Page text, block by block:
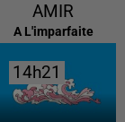
AMIR
A L'imparfaite
14h21
14h21